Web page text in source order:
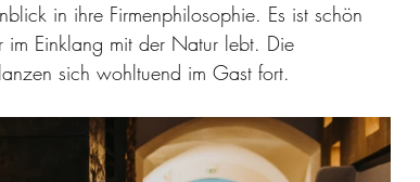
in ihre Firmenphilosophie. Es ist schön
Einklang mit der Natur lebt. Die
sich wohltuend im Gast fort.